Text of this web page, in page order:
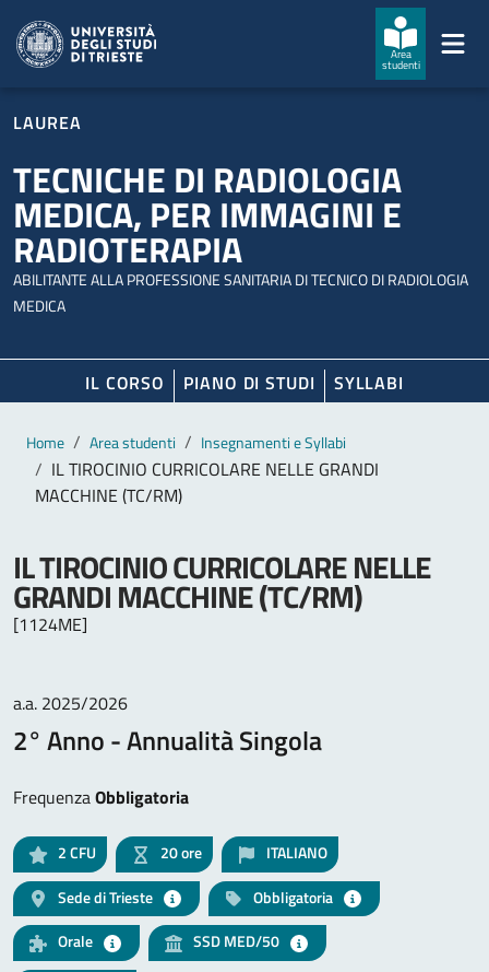
Area
studenti
LAUREA
TECNICHE DI RADIOLOGIA
MEDICA, PER IMMAGINI E
RADIOTERAPIA
ABILITANTE ALLA PROFESSIONE SANITARIA DI TECNICO DI RADIOLOGIA
MEDICA
IL CORSO PIANO DI STUDI SYLLABI
Contenuto principale
Breadcrumb
Home Area studenti Insegnamenti e Syllabi
IL TIROCINIO CURRICOLARE NELLE GRANDI
MACCHINE (TC/RM)
IL TIROCINIO CURRICOLARE NELLE
GRANDI MACCHINE (TC/RM)
[1124ME]
a.a. 2025/2026
2° Anno - Annualità Singola
FrequenzaObbligatoria
2CFU 20 ore
ITALIANO
Sede di Trieste
Obbligatoria
Orale
SSD MED/50